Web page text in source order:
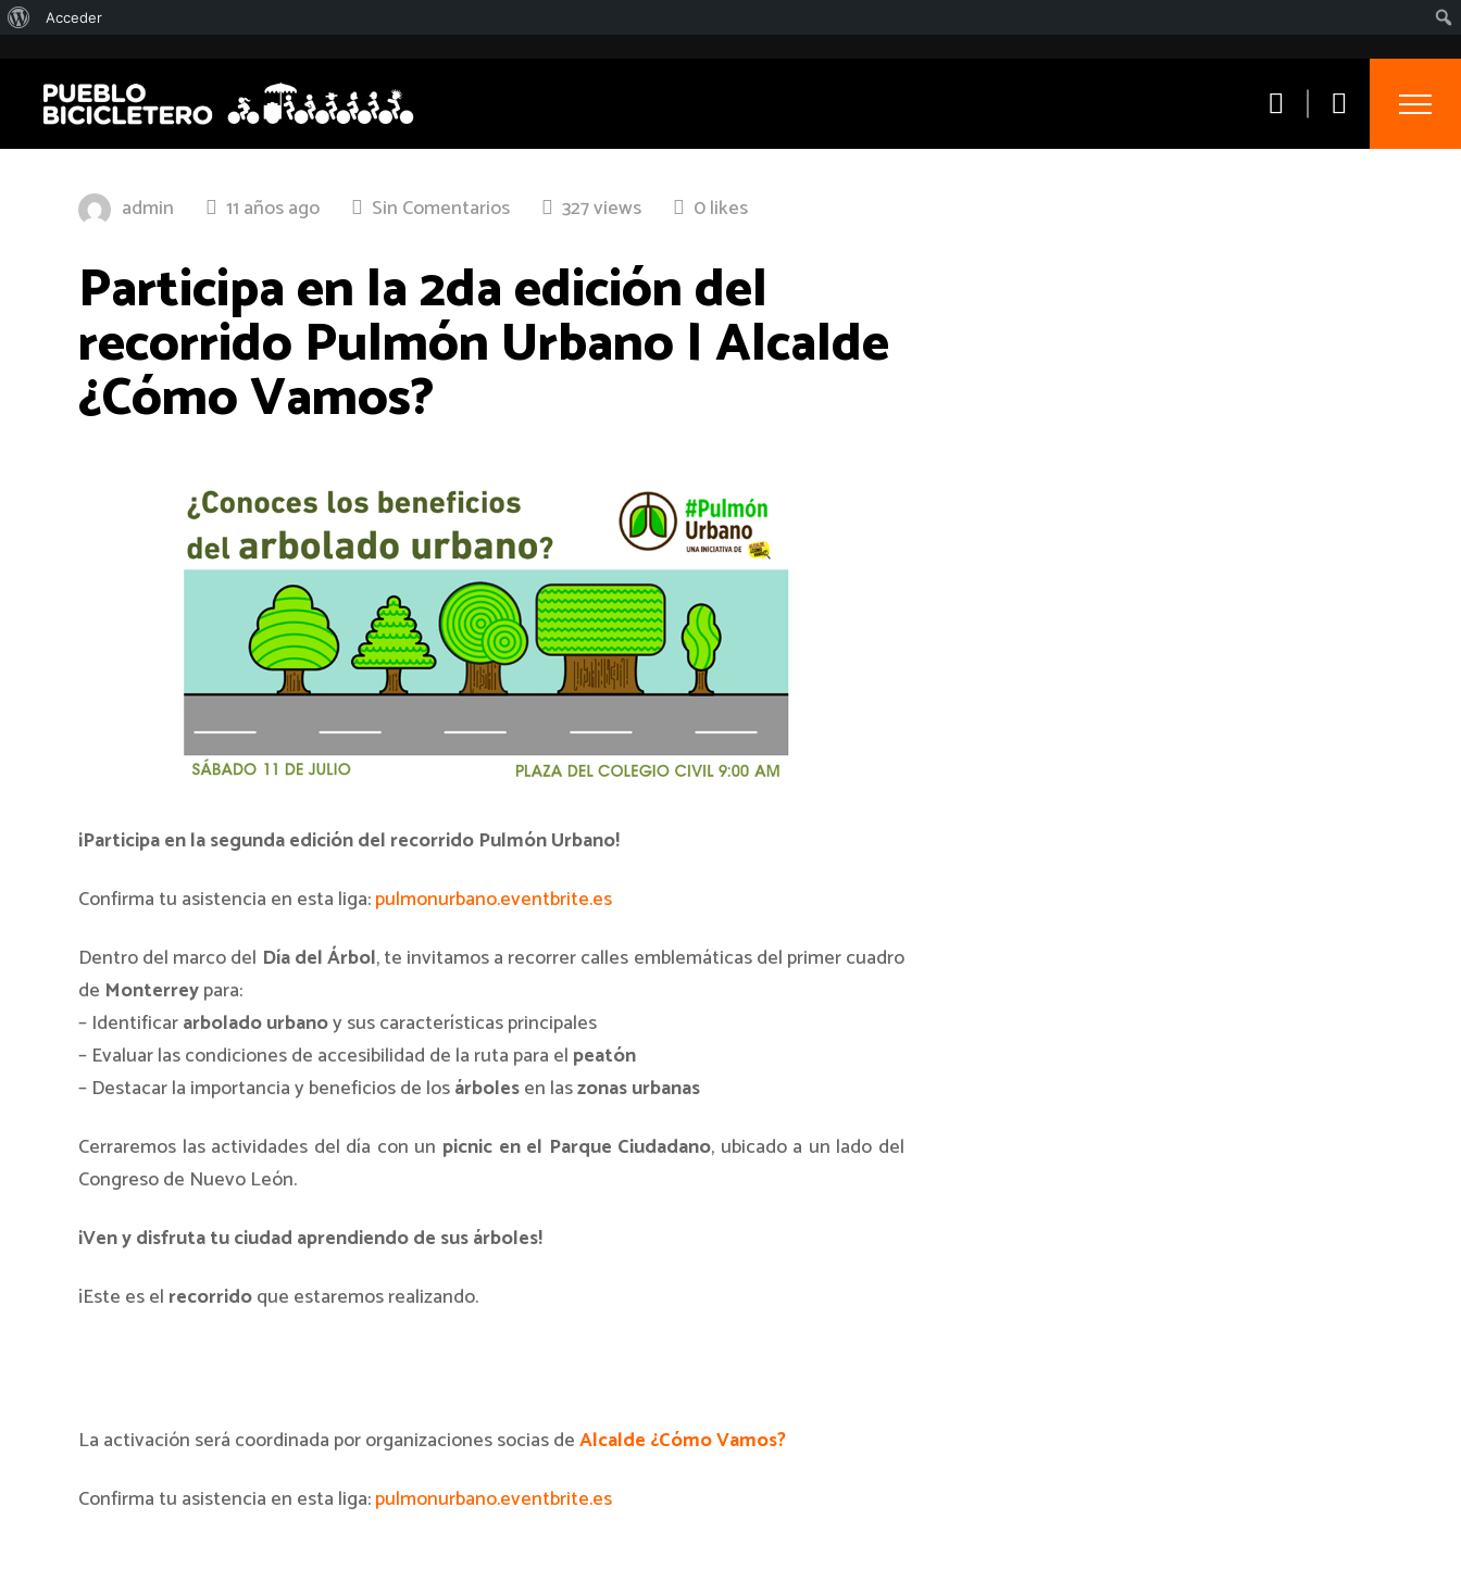
admin 11 años ago Sin Comentarios 327 views 0 likes
Participa en la 2da edición del
recorrido Pulmón Urbano | Alcalde
¿Cómo Vamos?
¡Participa en la segunda edición del recorrido Pulmón Urbano!
Confirma tu asistencia en esta liga:pulmonurbano.eventbrite.es
Dentro del marco del Día del Árbol, te invitamos a recorrer calles emblemáticas del primer cuadro
de Monterreypara:
– Identificararbolado urbanoy sus características principales
– Evaluar las condiciones de accesibilidad de la ruta para el peatón
– Destacar la importancia y beneficios de losárbolesen laszonas urbanas
Cerraremos las actividades del día con un picnic en el Parque Ciudadano, ubicado a un lado del
Congreso de Nuevo León.
¡Ven y disfruta tu ciudad aprendiendo de sus árboles!
¡Este es el recorridoque estaremos realizando.
La activación será coordinada por organizaciones socias deAlcalde ¿Cómo Vamos?
Confirma tu asistencia en esta liga:pulmonurbano.eventbrite.es
Acerca
WordPress
Acceder